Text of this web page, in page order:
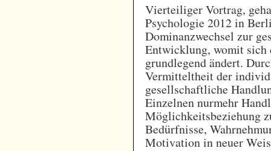
Vierteiliger Vortrag,
Psychologie 2012 in
Dominanzwechsel zur
Entwicklung, womit sich
grundlegend ändert.
Vermitteltheit der
gesellschaftliche
Einzelnen nurmehr
Möglichkeitsbeziehung
Bedürfnisse,
Motivation in neuer